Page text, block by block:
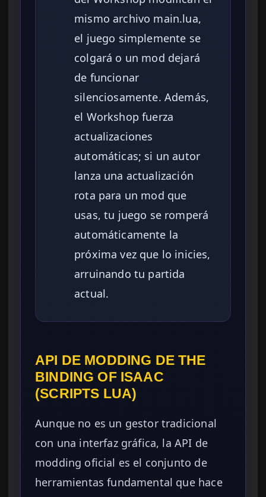
mismo archivo main.lua,
el juego simplemente se
colgará o un mod dejará
de funcionar
silenciosamente. Además,
el Workshop fuerza
actualizaciones
automáticas; si un autor
lanza una actualización
rota para un mod que
usas, tu juego se romperá
automáticamente la
próxima vez que lo inicies,
arruinando tu partida
actual.
API DE MODDING DE THE
BINDING OF ISAAC
(SCRIPTS LUA)
Aunque no es un gestor tradicional
con una interfaz gráfica, la API de
modding oficial es el conjunto de
herramientas fundamental que hace